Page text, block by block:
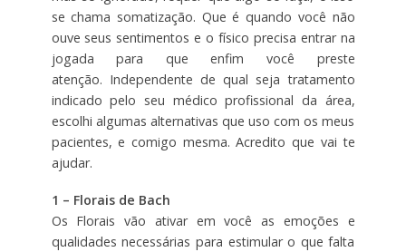
se chama somatização. Que é quando você não
ouve seus sentimentos e o físico precisa entrar na
jogada para que enfim você preste
atenção. Independente de qual seja tratamento
indicado pelo seu médico profissional da área,
escolhi algumas alternativas que uso com os meus
pacientes, e comigo mesma. Acredito que vai te
ajudar.
1 – Florais de Bach
Os Florais vão ativar em você as emoções e
qualidades necessárias para estimular o que falta